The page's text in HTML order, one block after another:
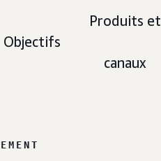
Objectifs
Produits et
canaux